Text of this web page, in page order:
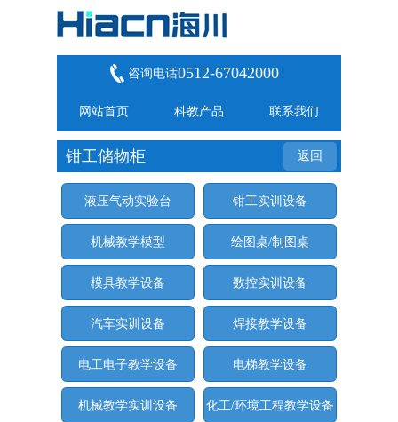
咨询电话0512-67042000
网站首页 科教产品 联系我们
返回
钳工储物柜
液压气动实验台 钳工实训设备
机械教学模型 绘图桌/制图桌
模具教学设备 数控实训设备
汽车实训设备 焊接教学设备
电工电子教学设备 电梯教学设备
机械教学实训设备 化工/环境工程教学设备